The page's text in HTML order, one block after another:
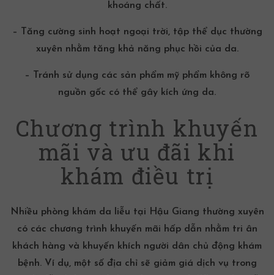
khoáng chất.
– Tăng cường sinh hoạt ngoại trời, tập thể dục thường
xuyên nhằm tăng khả năng phục hồi của da.
– Tránh sử dụng các sản phẩm mỹ phẩm không rõ
nguồn gốc có thể gây kích ứng da.
Chương trình khuyến
mãi và ưu đãi khi
khám điều trị
Nhiều phòng khám da liễu tại Hậu Giang thường xuyên
có các chương trình khuyến mãi hấp dẫn nhằm tri ân
khách hàng và khuyến khích người dân chủ động khám
bệnh. Ví dụ, một số địa chỉ sẽ giảm giá dịch vụ trong